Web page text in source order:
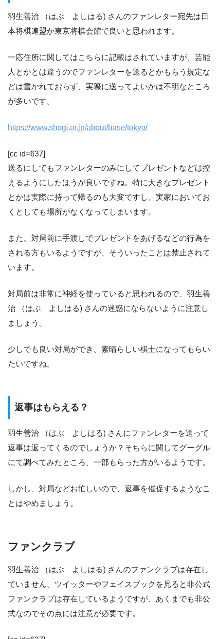
羽生善治 （はぶ よしはる) さんのファンレター宛先は日
本将棋連盟か東京将棋会館で良いと思われます。
一応住所に関してはこちらに記載はされていますが、芸能
人とかとは違うのでファンレターを送るとかもらう規定な
どは書かれておらず、実際に送ってよいかは不明なところ
が多いです。
https://www.shogi.or.jp/about/base/tokyo/
[cc id=637]
送るにしてもファンレターのみにしてプレゼントなどは控
えるようにしたほうが良いですね。特に大きなプレゼント
とかは実際に持って帰るのも大変ですし、実家においてお
くとしても場所がなくなってしまいます。
また、対局前に手渡しでプレゼントをあげるなどの行為を
される方もいるようですが、そういったことは禁止されて
います。
対局前は非常に神経を使っていると思われるので、羽生善
治 （はぶ よしはる) さんの迷惑にならないように注意し
ましょう。
少しでも良い対局ができ、素晴らしい棋士になってもらい
たいですね。
返事はもらえる？
羽生善治 （はぶ よしはる) さんにファンレターを送って
返事は返ってくるのでしょうか？そちらに関してグーグル
にて調べてみたところ、一部もらった方がいるようです。
しかし、対局などお忙しいので、返事を催促するようなこ
とはやめましょう。
ファンクラブ
羽生善治 （はぶ よしはる) さんのファンクラブは存在し
ていません。ツイッターやフェイスブックを見ると非公式
ファンクラブは存在しているようですが、あくまでも非公
式なのでその点には注意が必要です。